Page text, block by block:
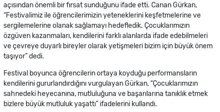
açısından önemli bir fırsat sunduğunu ifade etti. Canan Gürkan,
“Festivalimiz ile öğrencilerimizin yeteneklerini keşfetmelerine ve
sergilemelerine olanak sağlamayı hedefledik. Çocuklarımızın
özgüven kazanmaları, kendilerini farklı alanlarda ifade edebilmeleri
ve çevreye duyarlı bireyler olarak yetişmeleri bizim için büyük önem
taşıyor” dedi.
Festival boyunca öğrencilerin ortaya koyduğu performansların
kendilerini gururlandırdığını vurgulayan Gürkan, “Çocuklarımızın
sahnedeki heyecanına, mutluluğuna ve başarılarına tanıklık etmek
bizlere büyük mutluluk yaşattı” ifadelerini kullandı.